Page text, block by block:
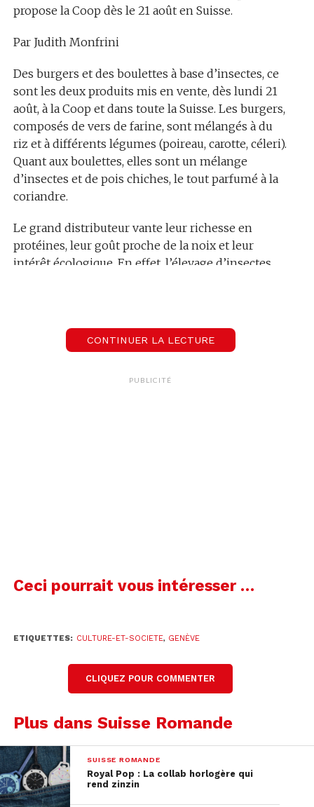
propose la Coop dès le 21 août en Suisse.
Par Judith Monfrini
Des burgers et des boulettes à base d’insectes, ce
sont les deux produits mis en vente, dès lundi 21
août, à la Coop et dans toute la Suisse. Les burgers,
composés de vers de farine, sont mélangés à du
riz et à différents légumes (poireau, carotte, céleri).
Quant aux boulettes, elles sont un mélange
d’insectes et de pois chiches, le tout parfumé à la
coriandre.
Le grand distributeur vante leur richesse en
protéines, leur goût proche de la noix et leur
intérêt écologique. En effet, l’élevage d’insectes
Les consommateurs vont-ils suivre ? Notre
rédaction est allée recueillir leur avis à la sortie
magasin, on les écoute:
Notez que les hamburgers aux insectes ne se
Vives.
CONTINUER LA LECTURE
PUBLICITÉ
Ceci pourrait vous intéresser …
ETIQUETTES: CULTURE-ET-SOCIETE, GENÈVE
CLIQUEZ POUR COMMENTER
Plus dans Suisse Romande
SUISSE ROMANDE
Royal Pop : La collab horlogère qui
rend zinzin